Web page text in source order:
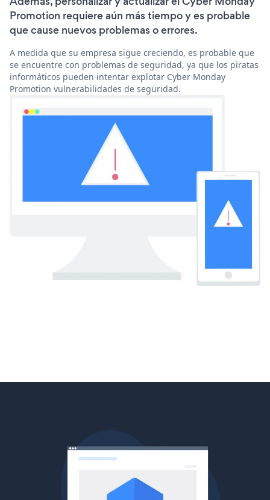
Promotion requiere aún más tiempo y es probable
que cause nuevos problemas o errores.
A medida que su empresa sigue creciendo, es probable que
se encuentre con problemas de seguridad, ya que los piratas
informáticos pueden intentar explotar Cyber Monday
Promotion vulnerabilidades de seguridad.